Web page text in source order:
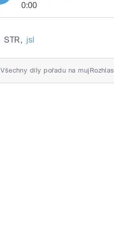
0:00
STR, jsl
Všechny díly pořadu na mujRozhlas